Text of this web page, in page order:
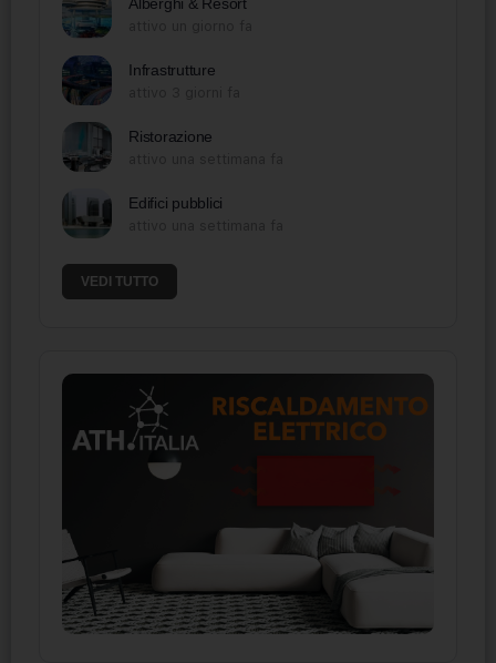
Infrastrutture
Ristorazione
Edifici pubblici
VEDI TUTTO